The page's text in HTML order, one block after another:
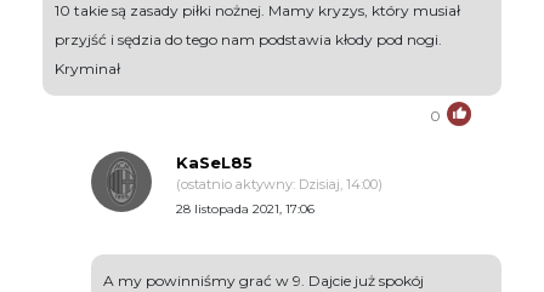
10 takie są zasady piłki nożnej. Mamy kryzys, który musiał
przyjść i sędzia do tego nam podstawia kłody pod nogi.
Kryminał
0
KaSeL85
(ostatnio aktywny: Dzisiaj, 14:00)
28 listopada 2021, 17:06
A my powinniśmy grać w 9. Dajcie już spokój